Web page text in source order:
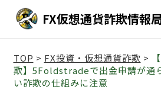
FX仮想通貨詐欺情報
TOP > FX投資・仮想通貨詐欺 >
欺】5Foldstradeで出金申請が通
い詐欺の仕組みに注意